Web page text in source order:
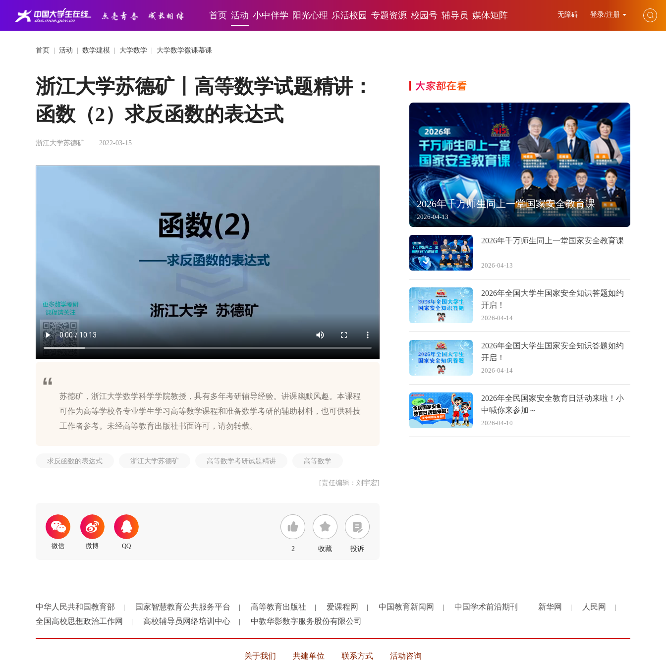
首页 活动 小中伴学 阳光心理 乐活校园 专题资源 校园号 辅导员 媒体矩阵 无障碍 登录/注册
首页 活动 数学建模 大学数学 大学数学微课慕课
浙江大学苏德矿丨高等数学试题精讲：
函数（2）求反函数的表达式
浙江大学苏德矿 2022-03-15
苏德矿，浙江大学数学科学学院教授，具有多年考研辅导经验。讲课幽默风趣。本课程
可作为高等学校各专业学生学习高等数学课程和准备数学考研的辅助材料，也可供科技
求反函数的表达式 浙江大学苏德矿 高等数学考研试题精讲 高等数学
[责任编辑：刘宇宏]
2 收藏 投诉
大家都在看
2026年千万师生同上一堂国家安全教育课
2026-04-13
2026年千万师生同上一堂国家安全教育课
2026-04-13
2026年全国大学生国家安全知识答题如约
开启！
2026-04-14
2026年全国大学生国家安全知识答题如约
开启！
2026-04-14
2026年全民国家安全教育日活动来啦！小
中喊你来参加～
2026-04-10
中华人民共和国教育部 国家智慧教育公共服务平台 高等教育出版社 爱课程网 中国教育新闻网 中国学术前沿期刊 新华网 人民网
全国高校思想政治工作网 高校辅导员网络培训中心 中教华影数字服务股份有限公司
关于我们 共建单位 联系方式 活动咨询